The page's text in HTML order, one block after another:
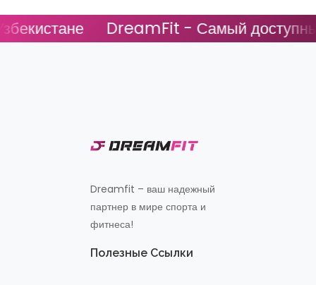
DreamFit - Самый
Dreamfit – ваш надежный
партнер в мире спорта и
фитнеса!
Полезные Ссылки